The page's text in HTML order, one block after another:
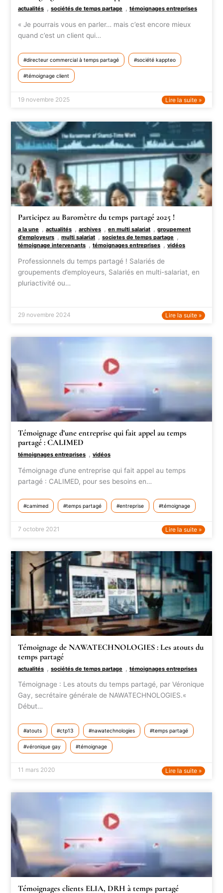
actualités ,sociétés de temps partage ,témoignages entreprises
« Je pourrais vous en parler… mais c’est encore mieux
quand c’est un client qui…
directeur commercial à temps partagé société kappteo
témoignage client
19 novembre 2025 Lire la suite »
Participez au Baromètre du temps partagé 2025 !
a la une ,actualités ,archives ,en multi salariat ,groupement
d'employeurs ,multi salariat ,societes de temps partage ,
témoignage intervenants ,témoignages entreprises ,vidéos
Professionnels du temps partagé ! Salariés de
groupements d’employeurs, Salariés en multi-salariat, en
pluriactivité ou…
29 novembre 2024 Lire la suite »
Témoignage d’une entreprise qui fait appel au temps
partagé : CALIMED
témoignages entreprises ,vidéos
Témoignage d’une entreprise qui fait appel au temps
partagé : CALIMED, pour ses besoins en…
camimed temps partagé entreprise témoignage
7 octobre 2021 Lire la suite »
Témoignage de NAWATECHNOLOGIES : Les atouts du
temps partagé
actualités ,sociétés de temps partage ,témoignages entreprises
Témoignage : Les atouts du temps partagé, par Véronique
Gay, secrétaire générale de NAWATECHNOLOGIES.«
Début…
atouts ctp13 nawatechnologies temps partagé
véronique gay témoignage
11 mars 2020 Lire la suite »
Témoignages clients ELIA, DRH à temps partagé